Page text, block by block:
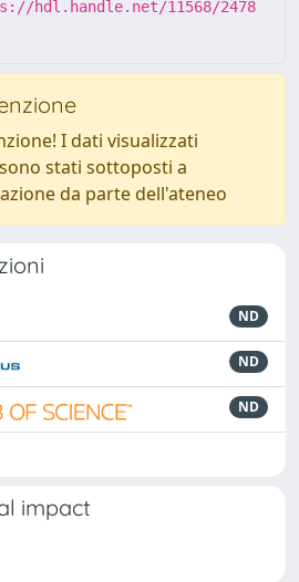
hdl.handle.net/11568/2478
I dati visualizzati
stati sottoposti a
da parte dell'ateneo
ND
ND
ND
impact